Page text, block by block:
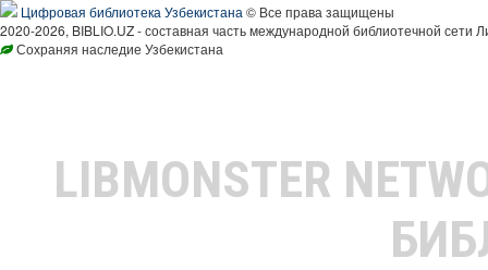
Цифровая библиотека Узбекистана © Все права защищены
2020-2026, BIBLIO.UZ - составная часть международной библиотечной сети
Сохраняя наследие Узбекистана
LIBMONSTER